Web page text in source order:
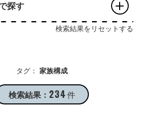
探す
検索結果をリセットする
タグ： 家族構成
検索結果： 234件